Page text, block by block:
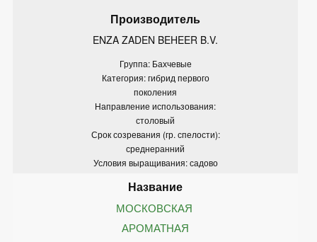
ENZA ZADEN BEHEER B.V.
Группа: Бахчевые
Категория: гибрид первого
поколения
Направление использования:
столовый
Срок созревания (гр. спелости):
среднеранний
Условия выращивания: садово
МОСКОВСКАЯ
АРОМАТНАЯ